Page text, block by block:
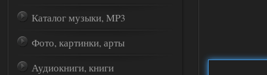
Каталог музыки, MP3
Фото, картинки, арты
Аудиокниги, книги